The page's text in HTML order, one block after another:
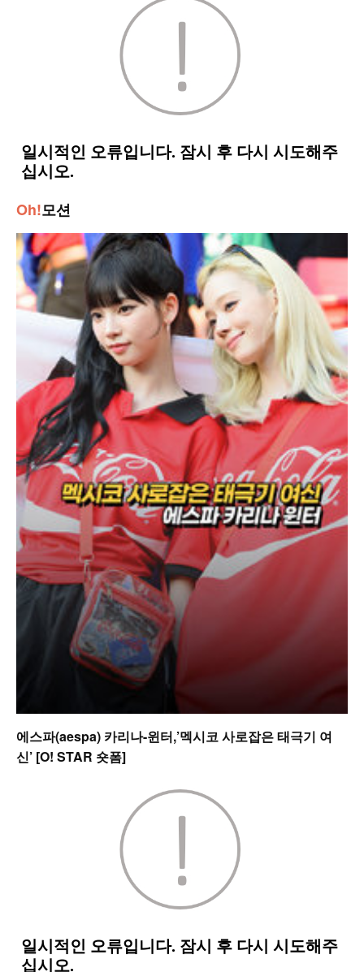
Oh!모션
에스파(aespa) 카리나-윈터,’멕시코 사로잡은 태극기 여
신’ [O! STAR 숏폼]